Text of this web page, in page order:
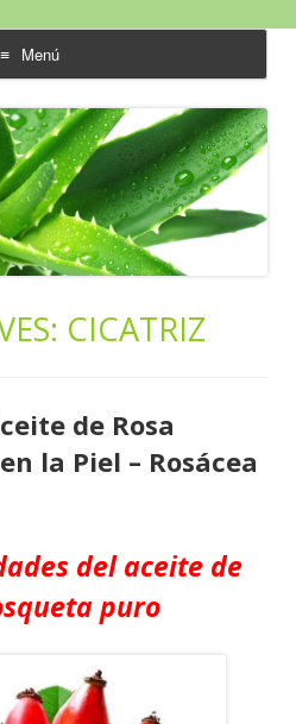
de Vida
Menú
CICATRIZ
de Rosa
la Piel – Rosácea
del aceite de
puro